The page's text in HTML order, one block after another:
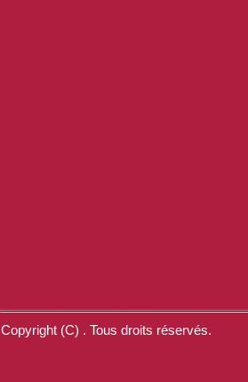
Copyright (C) . Tous droits réservés.